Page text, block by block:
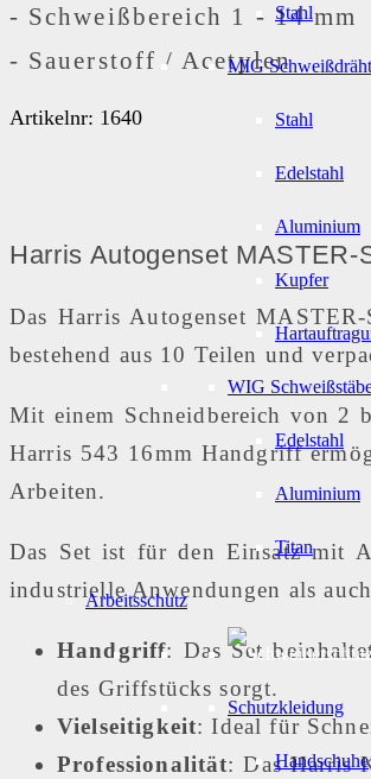
Stahl
MIG
Stahl
Edelstahl
Aluminium
Kupfer
WIG
Edelstahl
Aluminium
Titan
Arbeitsschutz
Schutzkleidung
Handschuhe
- Schweißbereich 1 - 14 mm
- Sauerstoff / Acetylen
Artikelnr: 1640
Harris Autogenset MASTER-
Das Harris Autogenset
bestehend aus 10 Teilen und
Mit einem Schneidbereich von 2
Harris 543 16mm Handgriff
Arbeiten.
Das Set ist für den Einsatz mit
industrielle Anwendungen als
Handgriff: Das Set
des Griffstücks sorgt.
Vielseitigkeit: Ideal für
Professionalität: Das Harris